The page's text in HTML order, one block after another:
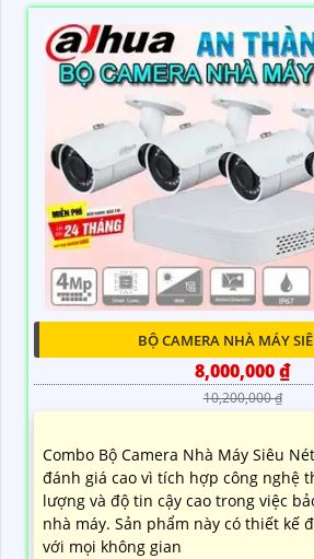
BỘ CAMERA NHÀ MÁY
8,000,000 ₫
10,200,000 ₫
Combo Bộ Camera Nhà Máy Siêu
đánh giá cao vì tích hợp công nghệ
lượng và độ tin cậy cao trong việc
nhà máy. Sản phẩm này có thiết kế
với mọi không gian